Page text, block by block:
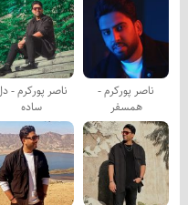
ناصر پورکرم -
همسفر
ناصر پورکرم -
ساده